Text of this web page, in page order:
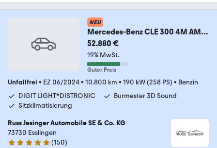
NEU
Mercedes-Benz CLE 300 4M AMG
Line
*Memo*KeyGo*TotW*Pano*Nigh
t*
52.880 €
19% MwSt.
Guter Preis
Unfallfrei • EZ 06/2024• 10.800 km • 190 kW (258 PS) • Benzin
DIGIT LIGHT*DISTRONIC
Burmester 3D Sound
Sitzklimatisierung
Russ Jesinger Automobile SE & Co. KG
73730 Esslingen
(150)